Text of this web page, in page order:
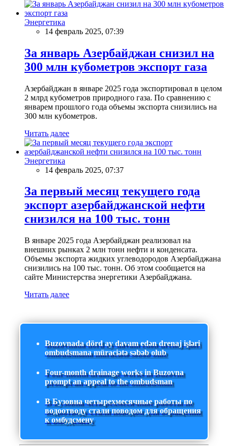
Энергетика
14 февраль 2025, 07:39
За январь Азербайджан снизил на
300 млн кубометров экспорт газа
Азербайджан в январе 2025 года экспортировал в целом
2 млрд кубометров природного газа. По сравнению с
январем прошлого года объемы экспорта снизились на
300 млн кубометров.
Читать далее
Энергетика
14 февраль 2025, 07:37
За первый месяц текущего года
экспорт азербайджанской нефти
снизился на 100 тыс. тонн
В январе 2025 года Азербайджан реализовал на
внешних рынках 2 млн тонн нефти и конденсата.
Объемы экспорта жидких углеводородов Азербайджана
снизились на 100 тыс. тонн. Об этом сообщается на
сайте Министерства энергетики Азербайджана.
Читать далее
Buzovnada dörd ay davam edən drenaj işləri
ombudsmana müraciətə səbəb olub
Four-month drainage works in Buzovna
prompt an appeal to the ombudsman
В Бузовна четырехмесячные работы по
водоотводу стали поводом для обращения
к омбудсмену